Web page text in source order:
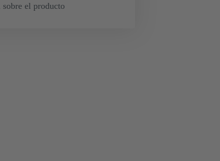
sobre el producto